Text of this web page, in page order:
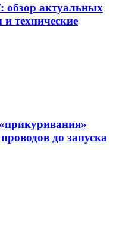
актуальных
и технические
до запуска